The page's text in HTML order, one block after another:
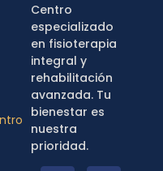
Centro
especializado
en fisioterapia
integral y
rehabilitación
avanzada. Tu
bienestar es
nuestra
prioridad.